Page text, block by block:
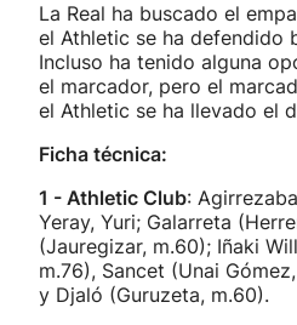
La Real ha buscado el
el Athletic se ha defendido
Incluso ha tenido alguna
el marcador, pero el
el Athletic se ha llevado el
Ficha técnica:
1 - Athletic Club:
Yeray, Yuri; Galarreta
(Jauregizar, m.60); Iñaki
m.76), Sancet (Unai
y Djaló (Guruzeta, m.60).